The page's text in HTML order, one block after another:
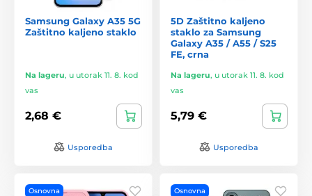
Samsung Galaxy A35 5G
Zaštitno kaljeno staklo
Na lageru, u utorak 11. 8. kod
vas
2,68 €
Usporedba
5D Zaštitno kaljeno
staklo za Samsung
Galaxy A35 / A55 / S25
FE, crna
Na lageru, u utorak 11. 8. kod
vas
5,79 €
Usporedba
Osnovna Osnovna